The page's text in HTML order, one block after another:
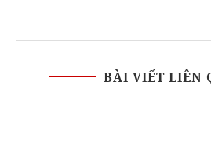
BÀI VIẾT LIÊN